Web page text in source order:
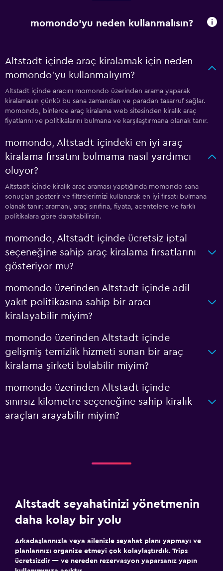
momondo'yu neden kullanmalısın?
Altstadt içinde araç kiralamak için neden
momondo'yu kullanmalıyım?
Altstadt içinde aracını momondo üzerinden arama yaparak
kiralamasın çünkü bu sana zamandan ve paradan tasarruf sağlar.
momondo, binlerce araç kiralama web sitesinden kiralık araç
fiyatlarını ve politikalarını bulmana ve karşılaştırmana olanak tanır.
momondo, Altstadt içindeki en iyi araç
kiralama fırsatını bulmama nasıl yardımcı
oluyor?
Altstadt içinde kiralık araç araması yaptığında momondo sana
sonuçları gösterir ve filtrelerimizi kullanarak en iyi fırsatı bulmana
olanak tanır; aramanı, araç sınıfına, fiyata, acentelere ve farklı
politikalara göre daraltabilirsin.
momondo, Altstadt içinde ücretsiz iptal
seçeneğine sahip araç kiralama fırsatlarını
gösteriyor mu?
momondo üzerinden Altstadt içinde adil
yakıt politikasına sahip bir aracı
kiralayabilir miyim?
momondo üzerinden Altstadt içinde
gelişmiş temizlik hizmeti sunan bir araç
kiralama şirketi bulabilir miyim?
momondo üzerinden Altstadt içinde
sınırsız kilometre seçeneğine sahip kiralık
araçları arayabilir miyim?
Altstadt seyahatinizi yönetmenin
daha kolay bir yolu
Arkadaşlarınızla veya ailenizle seyahat planı yapmayı ve
planlarınızı organize etmeyi çok kolaylaştırdık. Trips
ücretsizdir — ve nereden rezervasyon yaparsanız yapın